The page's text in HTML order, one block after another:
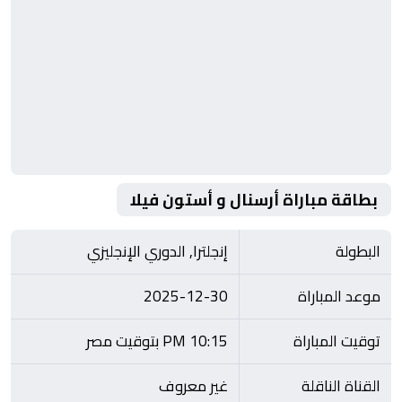
بطاقة مباراة أرسنال و أستون فيلا
البطولة
إنجلترا, الدوري الإنجليزي
موعد المباراة
2025-12-30
توقيت المباراة
10:15 PM بتوقيت مصر
القناة الناقلة
غير معروف